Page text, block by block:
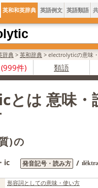
英和和英辞典 英語例文 英語類語
辞典 > 英和辞典 > electrolyticの意味
(999件) 類語
は 意味・
)の
ic 発音記号・読み方 /
形容詞としての意味・使い方